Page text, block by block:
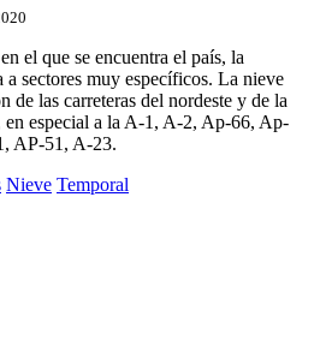
el que se encuentra el país, la
sectores muy específicos. La nieve
de las carreteras del nordeste y de la
en especial a la A-1, A-2, Ap-66, Ap-
AP-51, A-23.
Nieve Temporal